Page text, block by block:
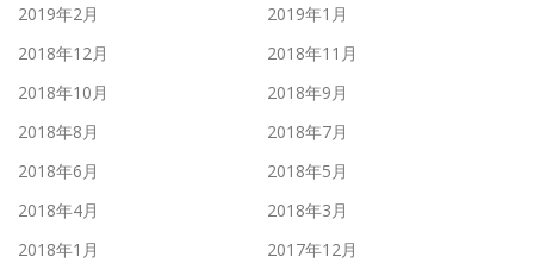
2019年2月
2019年1月
2018年12月
2018年11月
2018年10月
2018年9月
2018年8月
2018年7月
2018年6月
2018年5月
2018年4月
2018年3月
2018年1月
2017年12月